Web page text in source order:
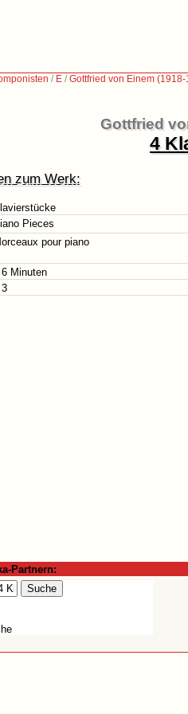
/ E /Gottfried von Einem
Gottfried
4
zum Werk:
Pieces
pour piano
Minuten
3
Partnern: